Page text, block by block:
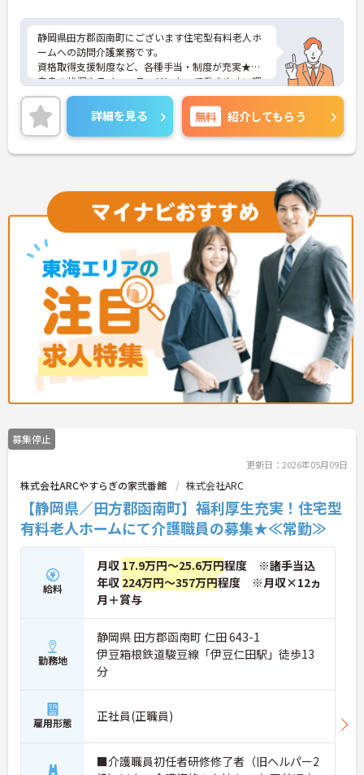
静岡県田方郡函南町にございます住宅型有料老人ホ
ームへの訪問介護業務です。
資格取得支援制度など、各種手当・制度が充実★ご
自身の状況やライフステージによって働きやすい環
境が整っています！
マイカー通勤OKなので、通勤のストレスが少ないの
も嬉しいポイント◎
ご興味ある方には、面接対策ポイントなど、さらに
詳細をお話しいたしますのでお気軽にご相談くださ
詳細を見る 無料 紹介してもらう
募集停止
更新日：2026年05月09日
株式会社ARCやすらぎの家弐番館 株式会社ARC
【静岡県／田方郡函南町】福利厚生充実！住宅型
有料老人ホームにて介護職員の募集★≪常勤≫
給料
月収 17.9万円～25.6万円程度 ※諸手当込
年収 224万円～357万円程度 ※月収×12ヵ
月＋賞与
勤務地
静岡県 田方郡函南町 仁田 643-1
伊豆箱根鉄道駿豆線「伊豆仁田駅」徒歩13
分
雇用形態 正社員(正職員)
■介護職員初任者研修修了者（旧ヘルパー2